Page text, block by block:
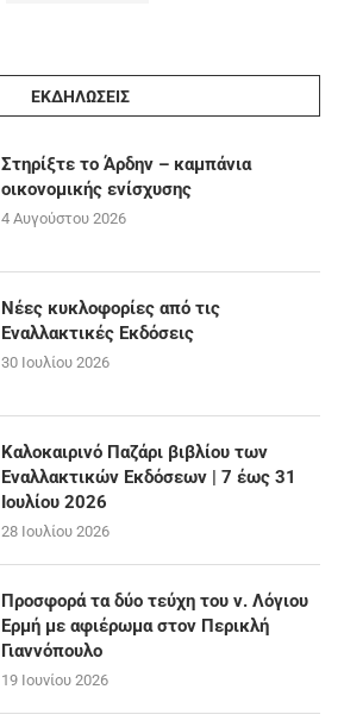
ΕΚΔΗΛΩΣΕΙΣ
Στηρίξτε το Άρδην – καμπάνια
οικονομικής ενίσχυσης
4 Αυγούστου 2026
Νέες κυκλοφορίες από τις
Εναλλακτικές Εκδόσεις
30 Ιουλίου 2026
Καλοκαιρινό Παζάρι βιβλίου των
Εναλλακτικών Εκδόσεων | 7 έως 31
Ιουλίου 2026
28 Ιουλίου 2026
Προσφορά τα δύο τεύχη του ν. Λόγιου
Ερμή με αφιέρωμα στον Περικλή
Γιαννόπουλο
19 Ιουνίου 2026